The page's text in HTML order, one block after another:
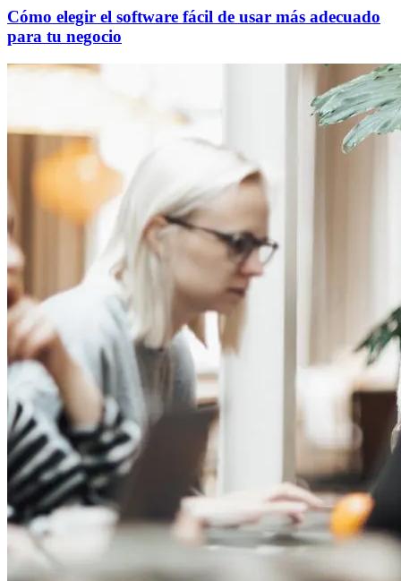
Cómo elegir el software fácil de usar más adecuado
para tu negocio